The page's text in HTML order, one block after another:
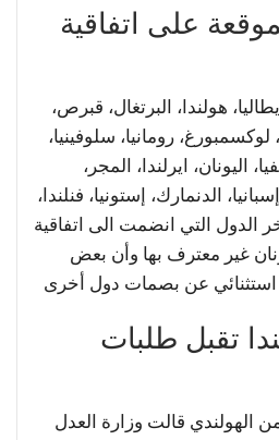
على اتفاقية
هولندا، البرتغال، قبرص،
لوكسمبورغ، رومانيا، سلوفينيا،
اليونان، ايرلندا، المجر،
الدنمارك، إستونيا، فنلندا،
الدول التي انضمت الى اتفاقية
غير معترف بها وأن بعض
استثنائي عن بصمات دول أخرى
تقبل طلبات
الهولندي قالت وزارة العدل